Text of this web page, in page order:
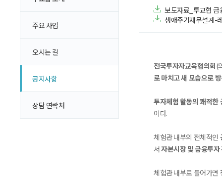
주요 사업
오시는 길
공지사항
상담 연락처
보도자료_투교협
생애주기재무설계-
전국투자자교육협의회(
로 마치고 새 모습으로
투자체험 활동의 쾌적한
이다.
체험관 내부의 전체적인
서자본시장 및 금융투
체험관 내부로 들어가면